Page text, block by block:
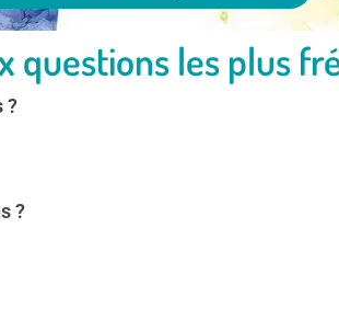
questions les plus
?
?